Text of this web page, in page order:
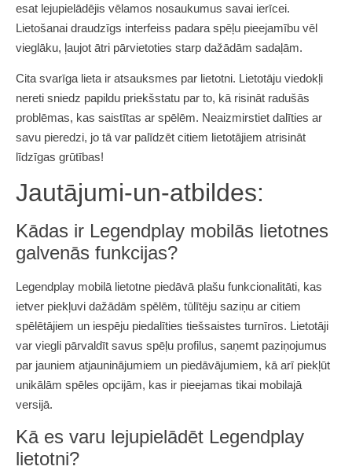
esat lejupielādējis vēlamos nosaukumus savai ierīcei.
Lietošanai draudzīgs interfeiss padara spēļu pieejamību vēl
vieglāku, ļaujot ātri pārvietoties starp dažādām sadaļām.
Cita svarīga lieta ir atsauksmes par lietotni. Lietotāju viedokļi
nereti sniedz papildu priekšstatu par to, kā risināt radušās
problēmas, kas saistītas ar spēlēm. Neaizmirstiet dalīties ar
savu pieredzi, jo tā var palīdzēt citiem lietotājiem atrisināt
līdzīgas grūtības!
Jautājumi-un-atbildes:
Kādas ir Legendplay mobilās lietotnes
galvenās funkcijas?
Legendplay mobilā lietotne piedāvā plašu funkcionalitāti, kas
ietver piekļuvi dažādām spēlēm, tūlītēju saziņu ar citiem
spēlētājiem un iespēju piedalīties tiešsaistes turnīros. Lietotāji
var viegli pārvaldīt savus spēļu profilus, saņemt paziņojumus
par jauniem atjauninājumiem un piedāvājumiem, kā arī piekļūt
unikālām spēles opcijām, kas ir pieejamas tikai mobilajā
versijā.
Kā es varu lejupielādēt Legendplay
lietotni?